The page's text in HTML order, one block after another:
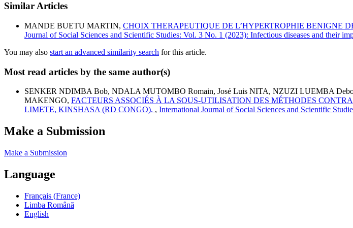
Similar Articles
MANDE BUETU MARTIN, CHOIX THERAPEUTIQUE DE L’HYPERTROPHIE BENIGNE
Journal of Social Sciences and Scientific Studies: Vol. 3 No. 1 (2023): Infectious diseases and their
You may also start an advanced similarity search for this article.
Most read articles by the same author(s)
SENKER NDIMBA Bob, NDALA MUTOMBO Romain, José Luis NITA, NZUZI LUEMBA
MAKENGO, FACTEURS ASSOCIÉS À LA SOUS-UTILISATION DES MÉTHODES
LIMETE, KINSHASA (RD CONGO). , International Journal of Social Sciences and Scientific
Make a Submission
Make a Submission
Language
Français (France)
Limba Română
English